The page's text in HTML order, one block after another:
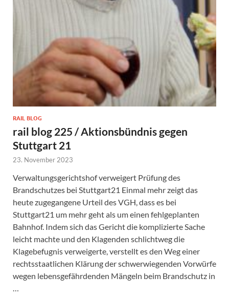
RAIL BLOG
rail blog 225 / Aktionsbündnis gegen
Stuttgart 21
23. November 2023
Verwaltungsgerichtshof verweigert Prüfung des
Brandschutzes bei Stuttgart21 Einmal mehr zeigt das
heute zugegangene Urteil des VGH, dass es bei
Stuttgart21 um mehr geht als um einen fehlgeplanten
Bahnhof. Indem sich das Gericht die komplizierte Sache
leicht machte und den Klagenden schlichtweg die
Klagebefugnis verweigerte, verstellt es den Weg einer
rechtsstaatlichen Klärung der schwerwiegenden Vorwürfe
wegen lebensgefährdenden Mängeln beim Brandschutz in
…